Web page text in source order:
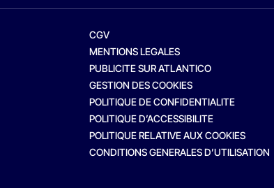
CGV
MENTIONS LEGALES
PUBLICITE SUR ATLANTICO
GESTION DES COOKIES
POLITIQUE DE CONFIDENTIALITE
POLITIQUE D’ACCESSIBILITE
POLITIQUE RELATIVE AUX COOKIES
CONDITIONS GENERALES D’UTILISATION